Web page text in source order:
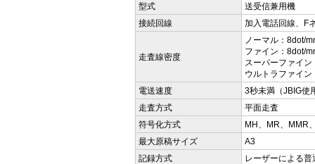
型式
送受信兼用機
接続回線
加入電話回線、F
走査線密度
ノーマル：8dot/
ファイン：8dot/
スーパーファイ
ウルトラファイ
電送速度
3秒未満（JBIG使
走査方式
平面走査
符号化方式
MH、MR、MMR
最大原稿サイズ
A3
記録方式
レーザーによる普